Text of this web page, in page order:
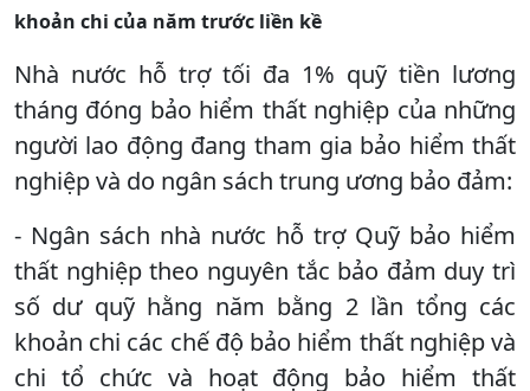
khoản chi của năm trước liền kề
Nhà nước hỗ trợ tối đa 1% quỹ tiền lương
tháng đóng bảo hiểm thất nghiệp của những
người lao động đang tham gia bảo hiểm thất
nghiệp và do ngân sách trung ương bảo đảm:
- Ngân sách nhà nước hỗ trợ Quỹ bảo hiểm
thất nghiệp theo nguyên tắc bảo đảm duy trì
số dư quỹ hằng năm bằng 2 lần tổng các
khoản chi các chế độ bảo hiểm thất nghiệp và
chi tổ chức và hoạt động bảo hiểm thất